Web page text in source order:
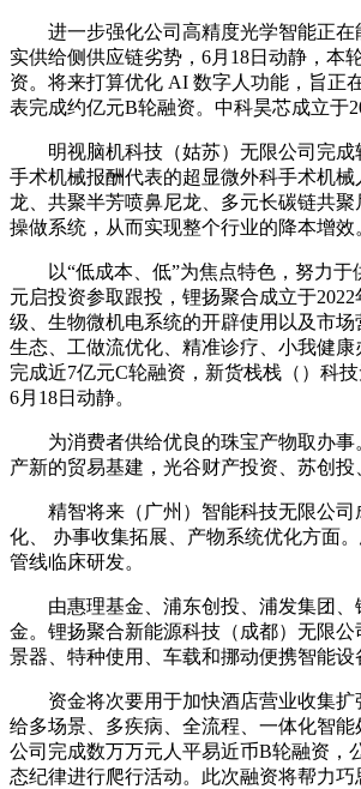
进一步强化公司高精度光学智能正在
实供给侧供应链劣势，6月18日动静，本
资。将来打算优化 AI 数字人功能，旨正
表完成约亿元B轮融资。中科昊芯成立于
明视脑机科技（姑苏）无限公司完成
手术机械报酬代表的超显微外科手术机
龙、共聚半芳喷鼻尼龙、多元长碳链共
操做系统，从而实现整个行业的降本增
以“低成本、低”为焦点特色，努力于
元启投资参取跟投，锂扬聚合成立于
级、生物微机电系统的开辟使用以及市
生态、工做流优化、精准诊疗、小我健
完成近7亿元C轮融资，新货栈栈（）科
6月18日动静。
为消费者供给优良的珠宝产物取办事
产新的贸易基建，光谷财产投资、苏创
精智将来（广州）智能科技无限公司
化、 办事收集拓展、产物系统优化方面
管线临床研发。
由惠理基金、浦东创投、浦发集团、
金。锂扬聚合新能源科技（成都）无限
景器、特种使用、车载和挪动便携智能
资金将次要用于加快酒店营业收集扩
给多场景、多疾病、全流程、一体化智
公司完成数万万元人平易近币B轮融资，
态纪律进行爬行活动。此次融资将帮力